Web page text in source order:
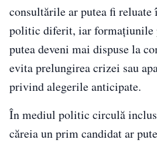
consultările ar putea fi reluate
politic diferit, iar formațiunile
putea deveni mai dispuse la
evita prelungirea crizei sau
privind alegerile anticipate.
În mediul politic circulă
căreia un prim candidat ar